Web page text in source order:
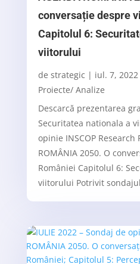
conversație despre
Capitolul 6:
viitorului
de strategic | iul. 7, 2022
Proiecte/ Analize
Descarcă prezentarea
Securitatea nationala a
opinie INSCOP Research
ROMÂNIA 2050. O
României Capitolul 6:
viitorului Potrivit